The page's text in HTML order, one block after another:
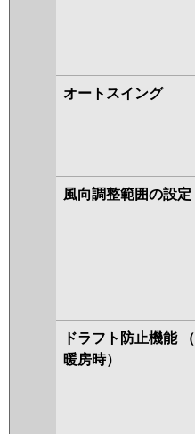
オートスイング
風向調整範囲の設定
ドラフト防止機能 （
暖房時）